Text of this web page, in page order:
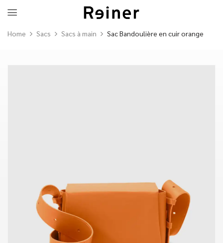
Home Sacs Sacs à main Sac Bandoulière en cuir orange